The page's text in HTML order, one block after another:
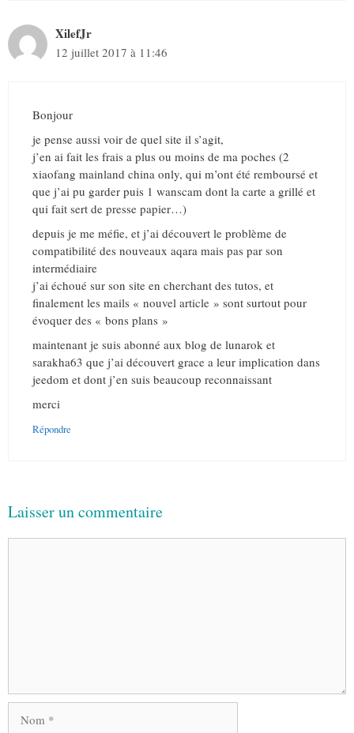
XilefJr
12 juillet 2017 à 11:46
Bonjour
je pense aussi voir de quel site il s’agit,
j’en ai fait les frais a plus ou moins de ma poches (2
xiaofang mainland china only, qui m’ont été remboursé et
que j’ai pu garder puis 1 wanscam dont la carte a grillé et
qui fait sert de presse papier…)
depuis je me méfie, et j’ai découvert le problème de
compatibilité des nouveaux aqara mais pas par son
intermédiaire
j’ai échoué sur son site en cherchant des tutos, et
finalement les mails « nouvel article » sont surtout pour
évoquer des « bons plans »
maintenant je suis abonné aux blog de lunarok et
sarakha63 que j’ai découvert grace a leur implication dans
jeedom et dont j’en suis beaucoup reconnaissant
merci
Répondre
Laisser un commentaire